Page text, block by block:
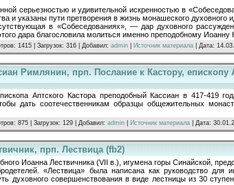
серьезностью и удивительной искренностью в
и указаны пути претворения в жизнь монашеского
в «Собеседованиях», — дар духовного
дара благословила молиться именно преподобному Иоанну
1415 | Загрузок: 316 | Добавил: admin Источник материала | Дата:
Римлянин, прп. Послание к Кастору,
Аптского Кастора преподобный Кассиан в 417-419
дать соотечественникам образцы общежительных
875 | Загрузок: 129 | Добавил: admin Источник материала | Дата:
прп. Лествица (fb2)
Иоанна Лествичника (VII в.), игумена горы Синайской,
«Лествица» была написана как руководство
духовного совершенст­вования в виде лестницы из 30